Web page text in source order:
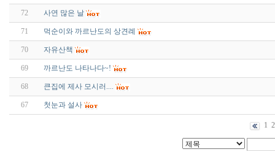
72 사연 많은 날
71 먹순이와 까르난도의 상견례
70 자유산책
69 까르난도 나타나다~!
68 큰집에 제사 모시러....
67 첫눈과 설사
1 2